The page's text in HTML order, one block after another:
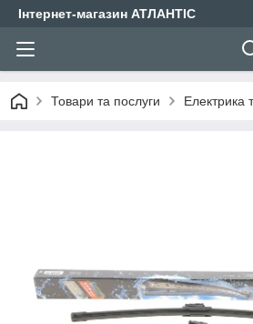
Інтернет-магазин АТЛАНТІС
Товари та послуги Електрика